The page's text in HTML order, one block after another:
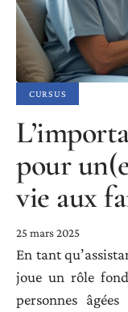
CURSUS
pour
vie aux
25 mars 2025
En tant
joue un rôle
personnes